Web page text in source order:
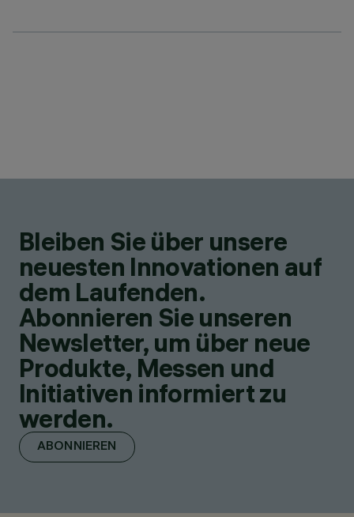
Bleiben Sie über unsere
neuesten Innovationen auf
dem Laufenden.
Abonnieren Sie unseren
Newsletter, um über neue
Produkte, Messen und
Initiativen informiert zu
werden.
ABONNIEREN